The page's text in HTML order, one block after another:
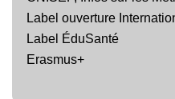
Label ouverture
Label ÉduSanté
Erasmus+